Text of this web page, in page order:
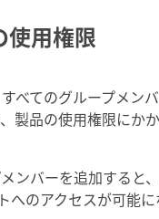
使用権限
べてのグループメン
製品の使用権限にか
ンバーを追加すると
へのアクセスが可能